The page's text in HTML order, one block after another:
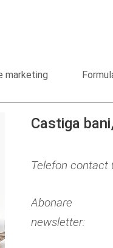
marketing
Castiga
Telefon contact
Abonare
newsletter: